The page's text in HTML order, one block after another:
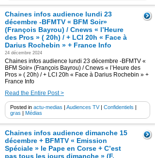
Chaines infos audience lundi 23
décembre -BFMTV « BFM Soir»
(François Bayrou) / Cnews « l’Heure
des Pros » ( 20h) / + LCI 20h « Face à
Darius Rochebin » + France Info
24 décembre 2024
Chaines infos audience lundi 23 décembre -BFMTV «
BFM Soir» (François Bayrou) / Cnews « l’Heure des
Pros » ( 20h) / + LCI 20h « Face à Darius Rochebin » +
France Info
Read the Entire Post >
Posted in actu-medias | Audiences TV| Confidentiels |
gras | Médias
Chaines infos audience dimanche 15
décembre + BFMTV « Emission
Spéciale » le Pape en Corse + C’est
pas tous les jours dimanche » (F.